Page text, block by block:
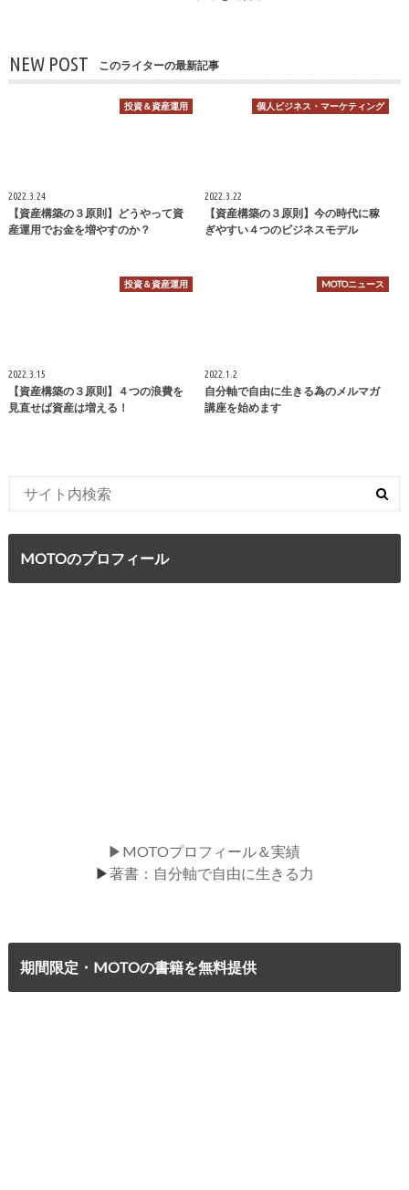
NEW POST このライターの最新記事
投資＆資産運用
2022.3.24
【資産構築の３原則】どうやって資
産運用でお金を増やすのか？
個人ビジネス・マーケティング
2022.3.22
【資産構築の３原則】今の時代に稼
ぎやすい４つのビジネスモデル
投資＆資産運用
2022.3.15
【資産構築の３原則】４つの浪費を
見直せば資産は増える！
MOTOニュース
2022.1.2
自分軸で自由に生きる為のメルマガ
講座を始めます
MOTOのプロフィール
▶MOTOプロフィール＆実績
▶著書：自分軸で自由に生きる力
期間限定・MOTOの書籍を無料提供